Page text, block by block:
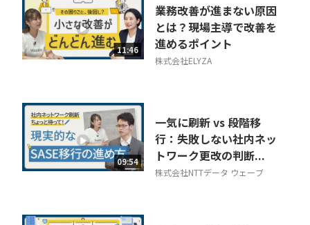
11:46
業務改善が進まない原因
とは？現場主導で改善を
進めるポイント
株式会社ELYZA
09:54
一気に刷新 vs 段階移
行：失敗しない社内ネッ
トワーク更改の判断...
株式会社NTTデータ ウェーブ